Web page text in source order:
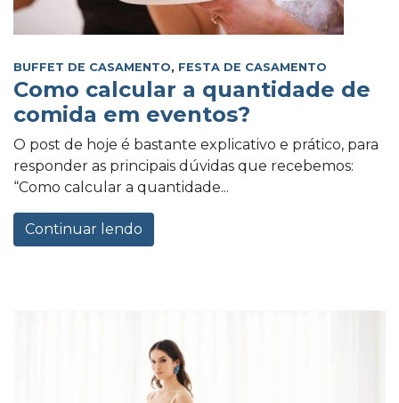
BUFFET DE CASAMENTO, FESTA DE CASAMENTO
Como calcular a quantidade de
comida em eventos?
O post de hoje é bastante explicativo e prático, para
responder as principais dúvidas que recebemos:
“Como calcular a quantidade...
Continuar lendo